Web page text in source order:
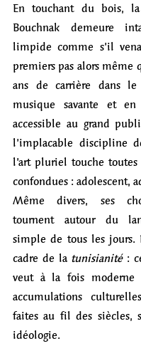
En touchant du bois,
Bouchnak demeure
limpide comme s’il
premiers pas alors même
ans de carrière dans
musique savante et
accessible au grand
l’implacable discipline
l’art pluriel touche
confondues : adolescent,
Même divers, ses
tournent autour du
simple de tous les jours.
cadre de la tunisianité :
veut à la fois moderne
accumulations
faites au fil des siècles,
idéologie.